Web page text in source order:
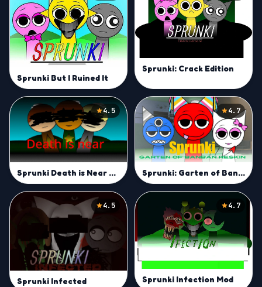
Sprunki But I Ruined It
Sprunki: Crack Edition
4.5
Sprunki Death is Near Mod
4.7
Sprunki: Garten of Banban Reskin
4.5
Sprunki Infected
4.7
Sprunki Infection Mod